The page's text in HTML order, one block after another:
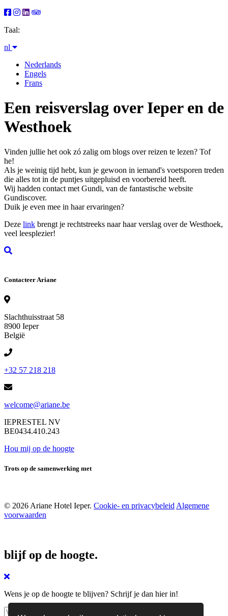
Taal:
nl
Nederlands
Engels
Frans
Een reisverslag over Ieper en de
Westhoek
Vinden jullie het ook zó zalig om blogs over reizen te lezen? Tof
he!
Als je weinig tijd hebt, kun je gewoon in iemand's voetsporen treden
die alles tot in de puntjes uitgepluisd en voorbereid heeft.
Wij hadden contact met Gundi, van de fantastische website
Gundiscover.
Duik je even mee in haar ervaringen?
Deze link brengt je rechtstreeks naar haar verslag over de Westhoek,
veel leesplezier!
Contacteer Ariane
Slachthuisstraat 58
8900 Ieper
België
+32 57 218 218
welcome@ariane.be
IEPRESTEL NV
BE0434.410.243
Hou mij op de hoogte
Trots op de samenwerking met
© 2026 Ariane Hotel Ieper. Cookie- en privacybeleidAlgemene
voorwaarden
blijf op de hoogte.
Wens je op de hoogte te blijven? Schrijf je dan hier in!